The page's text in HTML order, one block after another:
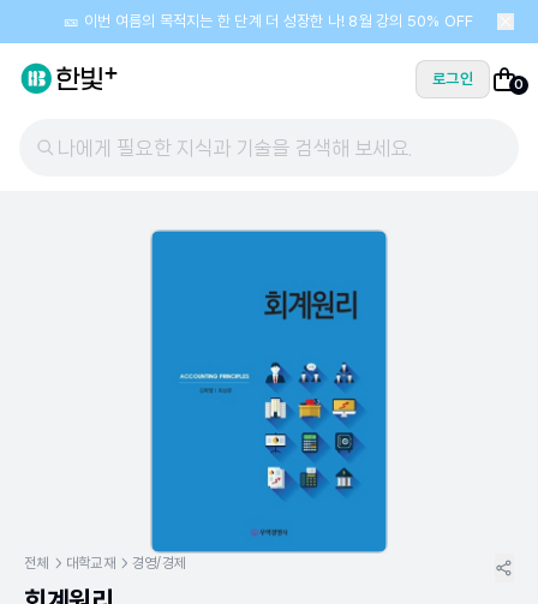
🎫 이번 여름의 목적지는 한 단계 더 성장한 나! 8월 강의 50% OFF
로그인 0
나에게 필요한 지식과 기술을 검색해 보세요.
전체 대학교재 경영/경제